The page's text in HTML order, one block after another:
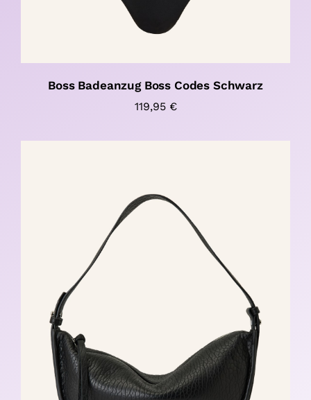
Boss Badeanzug Boss Codes Schwarz
119,95 €